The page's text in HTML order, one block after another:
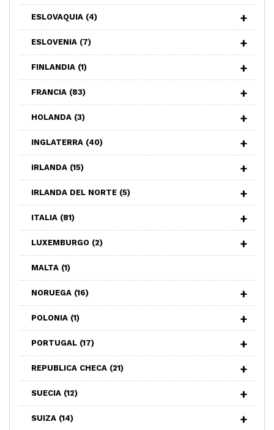
ESLOVAQUIA (4)
ESLOVENIA (7)
FINLANDIA (1)
FRANCIA (83)
HOLANDA (3)
INGLATERRA (40)
IRLANDA (15)
IRLANDA DEL NORTE (5)
ITALIA (81)
LUXEMBURGO (2)
MALTA (1)
NORUEGA (16)
POLONIA (1)
PORTUGAL (17)
REPUBLICA CHECA (21)
SUECIA (12)
SUIZA (14)